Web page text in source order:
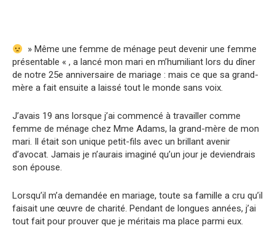
» Même une femme de ménage peut devenir une femme
présentable « , a lancé mon mari en m’humiliant lors du dîner
de notre 25e anniversaire de mariage : mais ce que sa grand-
mère a fait ensuite a laissé tout le monde sans voix.
J’avais 19 ans lorsque j’ai commencé à travailler comme
femme de ménage chez Mme Adams, la grand-mère de mon
mari. Il était son unique petit-fils avec un brillant avenir
d’avocat. Jamais je n’aurais imaginé qu’un jour je deviendrais
son épouse.
Lorsqu’il m’a demandée en mariage, toute sa famille a cru qu’il
faisait une œuvre de charité. Pendant de longues années, j’ai
tout fait pour prouver que je méritais ma place parmi eux.